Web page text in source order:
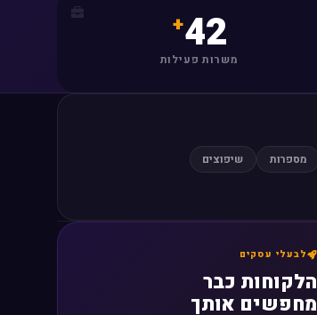
42
משרות פעילות
מספרות שיפוצים
לבעלי עסקים
הלקוחות כבר
מחפשים אותך